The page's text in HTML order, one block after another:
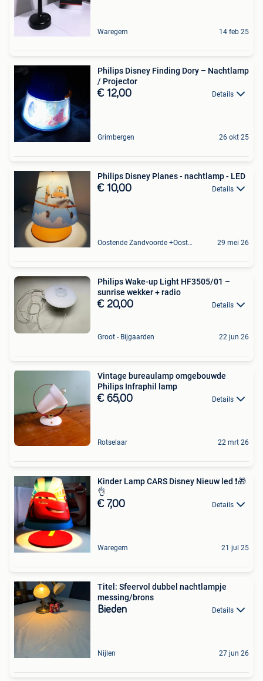
Waregem 14 feb 25
Philips Disney Finding Dory – Nachtlamp
/ Projector
€ 12,00 Details
Grimbergen 26 okt 25
Philips Disney Planes - nachtlamp - LED
€ 10,00 Details
Oostende Zandvoorde +Oostende 29 mei 26
Philips Wake-up Light HF3505/01 –
sunrise wekker + radio
€ 20,00 Details
Groot - Bijgaarden 22 jun 26
Vintage bureaulamp omgebouwde
Philips Infraphil lamp
€ 65,00 Details
Rotselaar 22 mrt 26
Kinder Lamp CARS Disney Nieuw led ❗🎁
👌
€ 7,00 Details
Waregem 21 jul 25
Titel: Sfeervol dubbel nachtlampje
messing/brons
Bieden Details
Nijlen 27 jun 26